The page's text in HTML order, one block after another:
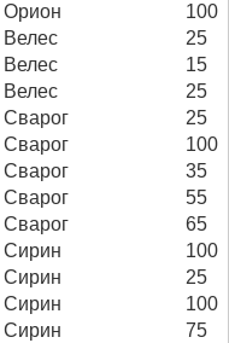
Орион
100
Велес
25
Велес
15
Велес
25
Сварог
25
Сварог
100
Сварог
35
Сварог
55
Сварог
65
Сирин
100
Сирин
25
Сирин
100
Сирин
75